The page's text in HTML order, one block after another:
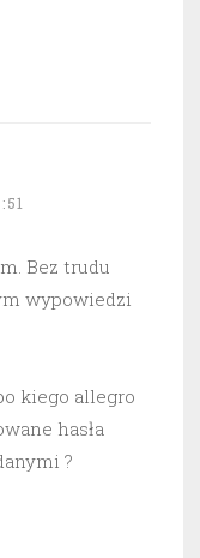
Bez trudu
wypowiedzi
kiego allegro
hasła
?